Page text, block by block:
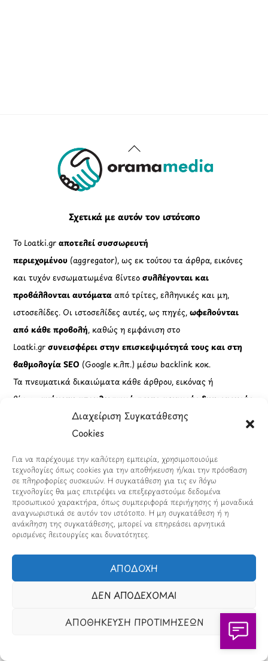
Διαχείριση Συγκατάθεσης
Cookies
Για να παρέχουμε την καλύτερη εμπειρία, χρησιμοποιούμε
τεχνολογίες όπως cookies για την αποθήκευση ή/και την πρόσβαση
σε πληροφορίες συσκευών. Η συγκατάθεση για τις εν λόγω
τεχνολογίες θα μας επιτρέψει να επεξεργαστούμε δεδομένα
προσωπικού χαρακτήρα, όπως συμπεριφορά περιήγησης ή μοναδικά
αναγνωριστικά σε αυτόν τον ιστότοπο. Η μη συγκατάθεση ή η
ανάκληση της συγκατάθεσης, μπορεί να επηρεάσει αρνητικά
ορισμένες λειτουργίες και δυνατότητες.
ΑΠΟΔΟΧΗ
ΔΕΝ ΑΠΟΔΕΧΟΜΑΙ
ΑΠΟΘΗΚΕΥΣΗ ΠΡΟΤΙΜΗΣΕΩΝ
Back
To
Σχετικά με αυτόν τον ιστότοπο
Το Loatki.grαποτελεί συσσωρευτή
περιεχομένου (aggregator), ως εκ τούτου τα άρθρα, εικόνες
και τυχόν ενσωματωμένα βίντεοσυλλέγονται και
προβάλλονται αυτόματααπό τρίτες, ελληνικές και μη,
ιστοσελίδες. Οι ιστοσελίδες αυτές, ως πηγές,ωφελούνται
από κάθε προβολή, καθώς η εμφάνιση στο
Loatki.gr συνεισφέρει στην επισκεψιμότητά τους και στη
βαθμολογία SEO (Google κ.λπ.) μέσω backlink κοκ.
Τα πνευματικά δικαιώματα κάθε άρθρου, εικόνας ή
βίντεο
ανήκουν αποκλειστικά στους αρχικούς δημιουργούς
και φορείς τους, σύμφωνα με τον Νόμο 2121/1993 και την
Ευρωπαϊκή Οδηγία 2019/790 (ΕΕ) περί προστασίας της
Η αναδημοσίευση περιεχομένου πραγματοποιείταιεντός των
ορίων της επιτρεπόμενης παράθεσης
αποσπασμάτων(άρθρο 19 Ν. 2121/1993),αποκλειστικά για
ενημερωτικούς σκοπούς, με αυτόματη εμφάνιση της πηγής
και συνδέσμουπρος το αρχικό δημοσίευμα.
Επειδή η διαδικασία συλλογής και εμφάνισης περιεχομένου
πλήρως αυτοματοποιημένη, το Loatki.gr
για το περιεχόμενο, την ακρίβεια, τις απόψεις
Η επισκεψιμότητα μετριέται μεcookieless στατιστικά
, χωρίς